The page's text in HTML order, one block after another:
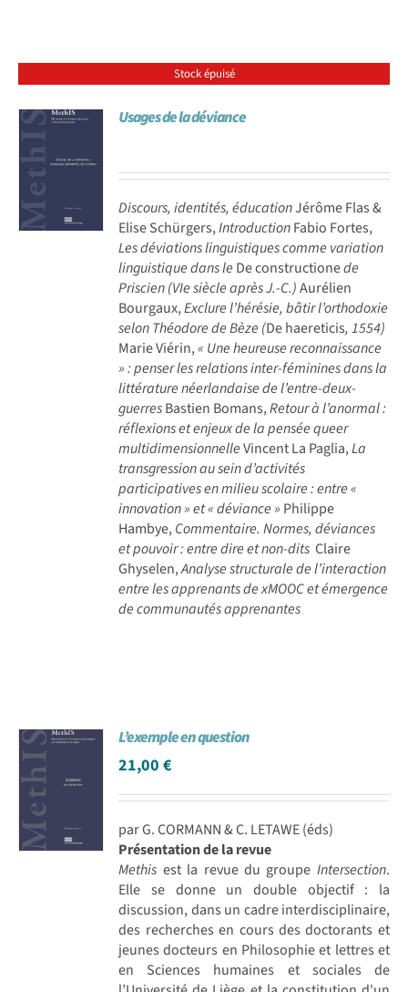
Stock épuisé
Usages de la déviance
Discours, identités, éducationJérôme Flas &
Elise Schürgers,IntroductionFabio Fortes,
Les déviations linguistiques comme variation
linguistique dans le De constructionede
Priscien (VIe siècle après J.-C.)Aurélien
Bourgaux,Exclure l’hérésie, bâtir l’orthodoxie
selon Théodore de Bèze (De haereticis, 1554)
Marie Viérin,« Une heureuse reconnaissance
» : penser les relations inter-féminines dans la
littérature néerlandaise de l’entre-deux-
guerresBastien Bomans,Retour à l’anormal :
réflexions et enjeux de la pensée queer
multidimensionnelleVincent La Paglia,La
transgression au sein d’activités
participatives en milieu scolaire : entre «
innovation » et « déviance » Philippe
Hambye,Commentaire. Normes, déviances
et pouvoir : entre dire et non-dits Claire
Ghyselen,Analyse structurale de l’interaction
entre les apprenants de xMOOC et émergence
de communautés apprenantes
L’exemple en question
21,00€
par G. CORMANN & C. LETAWE (éds)
Présentation de la revue
Methis est la revue du groupe Intersection.
Elle se donne un double objectif : la
discussion, dans un cadre interdisciplinaire,
des recherches en cours des doctorants et
jeunes docteurs en Philosophie et lettres et
en Sciences humaines et sociales de